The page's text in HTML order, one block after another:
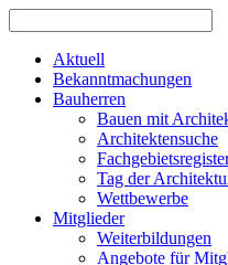
Aktuell
Bekanntmachungen
Bauherren
Bauen mit
Architektensuche
Tag der
Wettbewerbe
Mitglieder
Weiterbildungen
Angebote für